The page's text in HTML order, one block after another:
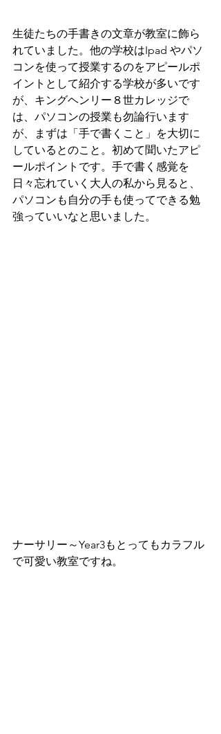
生徒たちの手書きの文章が教室に飾ら
れていました。 他の学校はIpad やパソ
コンを使って授業するのをアピールポ
イントとして紹介する学校が多いです
が、キングヘンリー８世カレッジで
は、パソコンの授業も勿論行います
が、まずは「手で書くこと」を大切に
しているとのこと。初めて聞いたアピ
ールポイントです。手で書く感覚を
日々忘れていく大人の私から見ると、
パソコンも自分の手も使ってできる勉
強っていいなと思いました。
ナーサリー～Year3もとってもカラフル
で可愛い教室ですね。